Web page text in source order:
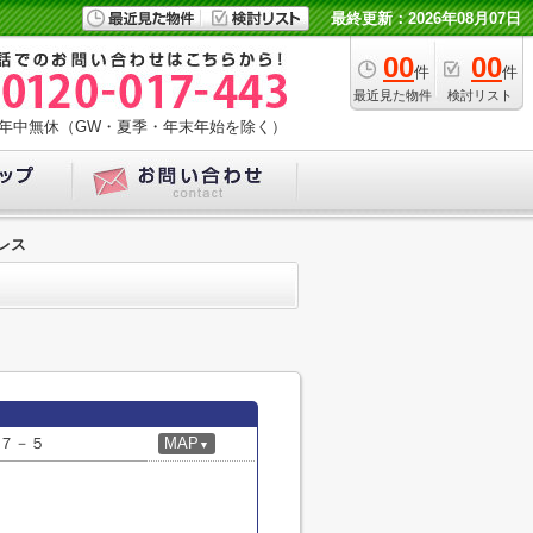
最終更新：2026年08月07日
00件
最近見た物件
00件
検討リスト
中無休（GW・夏季・年末年始を除く）
ス
－５ MAP ▼